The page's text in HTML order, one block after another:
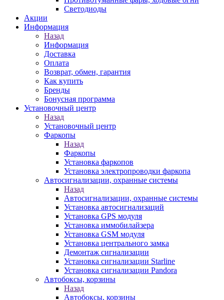
Светодиоды
Акции
Информация
Назад
Информация
Доставка
Оплата
Возврат, обмен, гарантия
Как купить
Бренды
Бонусная программа
Установочный центр
Назад
Установочный центр
Фаркопы
Назад
Фаркопы
Установка фаркопов
Установка электропроводки фаркопа
Автосигнализации, охранные системы
Назад
Автосигнализации, охранные системы
Установка автосигнализаций
Установка GPS модуля
Установка иммобилайзера
Установка GSM модуля
Установка центрального замка
Демонтаж сигнализации
Установка сигнализации Starline
Установка сигнализации Pandora
Автобоксы, корзины
Назад
Автобоксы, корзины